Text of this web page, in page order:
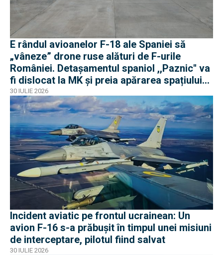
E rândul avioanelor F-18 ale Spaniei să
„vâneze” drone ruse alături de F-urile
României. Detașamentul spaniol ,,Paznic'' va
fi dislocat la MK și preia apărarea spațiului
aerian românesc
30 IULIE 2026
Incident aviatic pe frontul ucrainean: Un
avion F-16 s-a prăbușit în timpul unei misiuni
de interceptare, pilotul fiind salvat
30 IULIE 2026